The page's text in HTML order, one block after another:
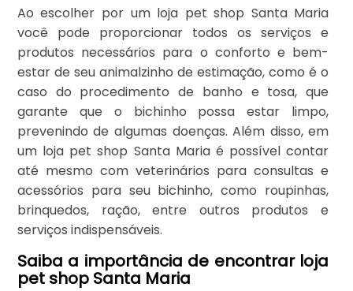
Ao escolher por um loja pet shop Santa Maria
você pode proporcionar todos os serviços e
produtos necessários para o conforto e bem-
estar de seu animalzinho de estimação, como é o
caso do procedimento de banho e tosa, que
garante que o bichinho possa estar limpo,
prevenindo de algumas doenças. Além disso, em
um loja pet shop Santa Maria é possível contar
até mesmo com veterinários para consultas e
acessórios para seu bichinho, como roupinhas,
brinquedos, ração, entre outros produtos e
serviços indispensáveis.
Saiba a importância de encontrar loja
pet shop Santa Maria